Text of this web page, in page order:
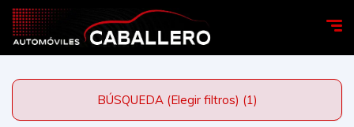
BÚSQUEDA (Elegir filtros) (1)